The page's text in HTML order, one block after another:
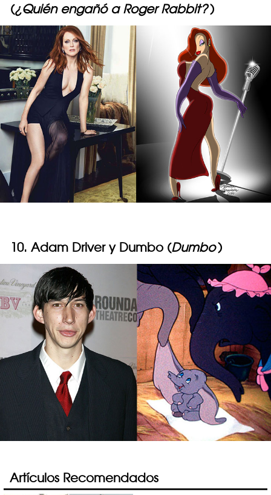
(¿Quién engañó a Roger Rabbit?)
10. Adam Driver y Dumbo (Dumbo)
Artículos Recomendados